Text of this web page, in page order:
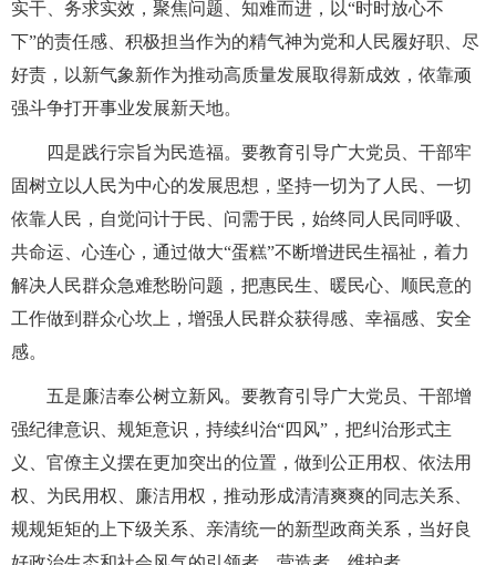
实干、务求实效，聚焦问题、知难而进，以“时时放心不
下”的责任感、积极担当作为的精气神为党和人民履好职、尽
好责，以新气象新作为推动高质量发展取得新成效，依靠顽
强斗争打开事业发展新天地。
四是践行宗旨为民造福。要教育引导广大党员、干部牢
固树立以人民为中心的发展思想，坚持一切为了人民、一切
依靠人民，自觉问计于民、问需于民，始终同人民同呼吸、
共命运、心连心，通过做大“蛋糕”不断增进民生福祉，着力
解决人民群众急难愁盼问题，把惠民生、暖民心、顺民意的
工作做到群众心坎上，增强人民群众获得感、幸福感、安全
感。
五是廉洁奉公树立新风。要教育引导广大党员、干部增
强纪律意识、规矩意识，持续纠治“四风”，把纠治形式主
义、官僚主义摆在更加突出的位置，做到公正用权、依法用
权、为民用权、廉洁用权，推动形成清清爽爽的同志关系、
规规矩矩的上下级关系、亲清统一的新型政商关系，当好良